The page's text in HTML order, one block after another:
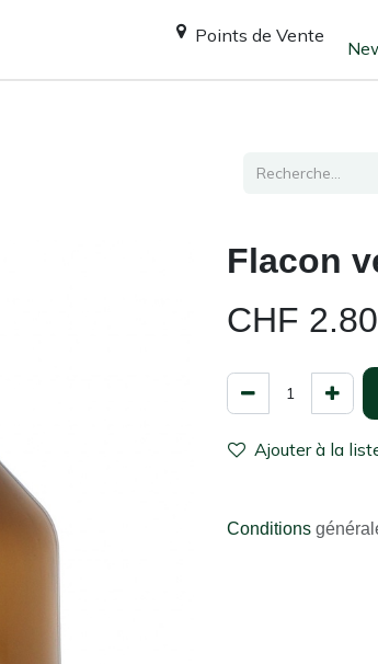
Points de Vente
Flacon
CHF 2.80
Ajouter à la
Conditions